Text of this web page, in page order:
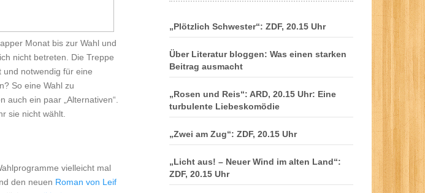
Monat bis zur Wahl und
nicht betreten. Die Treppe
und notwendig für eine
So eine Wahl zu
ein paar „Alternativen“.
sie nicht wählt.
vielleicht mal
den neuen Roman von Leif
„Plötzlich Schwester“: ZDF, 20.15 Uhr
Über Literatur bloggen: Was einen starken
Beitrag ausmacht
„Rosen und Reis“: ARD, 20.15 Uhr: Eine
turbulente Liebeskomödie
„Zwei am Zug“: ZDF, 20.15 Uhr
„Licht aus! – Neuer Wind im alten Land“:
ZDF, 20.15 Uhr